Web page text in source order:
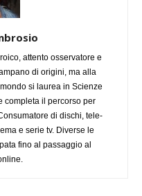
attento osservatore e
di origini, ma alla
si laurea in Scienze
completa il percorso per
di dischi, tele-
e serie tv. Diverse le
fino al passaggio al